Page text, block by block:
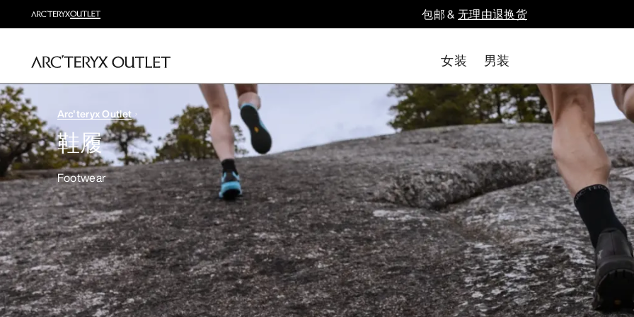
包邮 &无理由退换货
女装 男装
Arc'teryx Outlet
鞋履
Footwear